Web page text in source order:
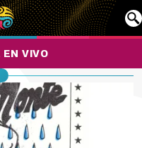
EN VIVO